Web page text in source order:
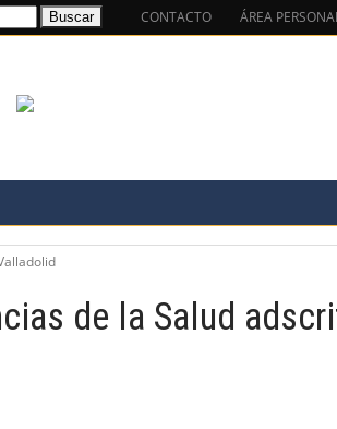
CONTACTO ÁREA
de la Salud